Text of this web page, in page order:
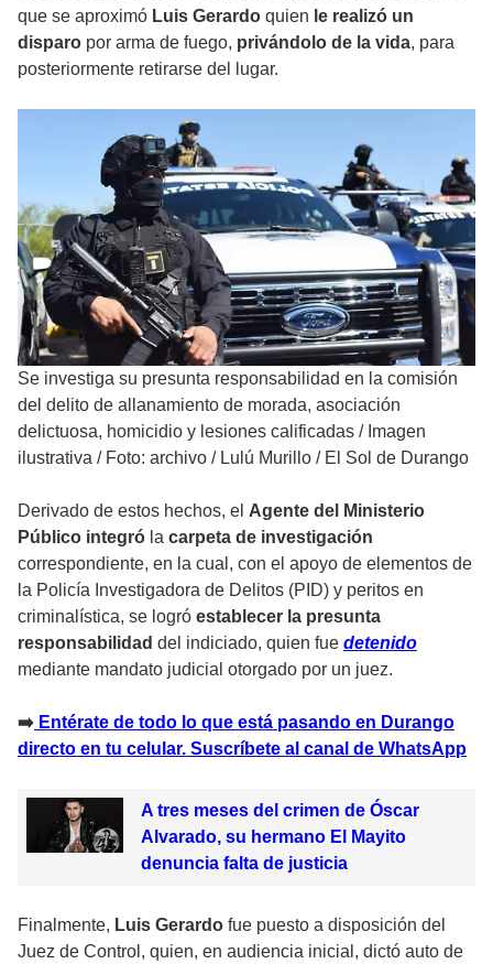
que se aproximó Luis Gerardo quien le realizó un
disparo por arma de fuego, privándolo de la vida, para
posteriormente retirarse del lugar.
Se investiga su presunta responsabilidad en la comisión
del delito de allanamiento de morada, asociación
delictuosa, homicidio y lesiones calificadas / Imagen
ilustrativa / Foto: archivo / Lulú Murillo / El Sol de Durango
Derivado de estos hechos, el Agente del Ministerio
Público integró la carpeta de investigación
correspondiente, en la cual, con el apoyo de elementos de
la Policía Investigadora de Delitos (PID) y peritos en
criminalística, se logró establecer la presunta
responsabilidad del indiciado, quien fue detenido
mediante mandato judicial otorgado por un juez.
➡ ️ Entérate de todo lo que está pasando en Durango
directo en tu celular. Suscríbete al canal de WhatsApp
A tres meses del crimen de Óscar
Alvarado, su hermano El Mayito
denuncia falta de justicia
Finalmente, Luis Gerardo fue puesto a disposición del
Juez de Control, quien, en audiencia inicial, dictó auto de